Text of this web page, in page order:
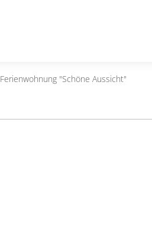
Ferienwohnung "Schöne Aussicht"